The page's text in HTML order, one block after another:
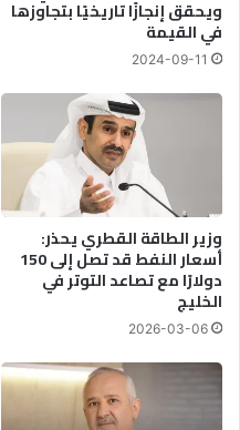
ويحقق إنجازًا تاريخيًا بتجاوزها
في القيمة
2024-09-11
وزير الطاقة القطري يحذر:
أسعار النفط قد تصل إلى 150
دولارًا مع تصاعد التوتر في
الخليج
2026-03-06